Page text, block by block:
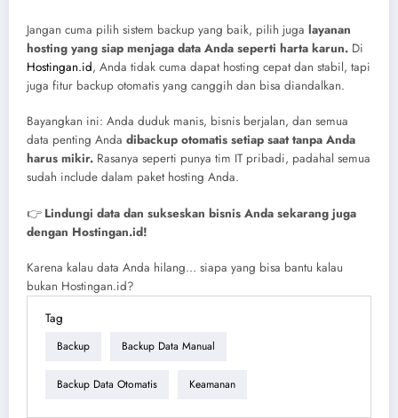
Jangan cuma pilih sistem backup yang baik, pilih juga layanan
hosting yang siap menjaga data Anda seperti harta karun. Di
Hostingan.id, Anda tidak cuma dapat hosting cepat dan stabil, tapi
juga fitur backup otomatis yang canggih dan bisa diandalkan.
Bayangkan ini: Anda duduk manis, bisnis berjalan, dan semua
data penting Anda dibackup otomatis setiap saat tanpa Anda
harus mikir. Rasanya seperti punya tim IT pribadi, padahal semua
sudah include dalam paket hosting Anda.
👉 Lindungi data dan sukseskan bisnis Anda sekarang juga
dengan Hostingan.id!
Karena kalau data Anda hilang… siapa yang bisa bantu kalau
bukan Hostingan.id?
Tag
Backup Backup Data Manual
Backup Data Otomatis Keamanan